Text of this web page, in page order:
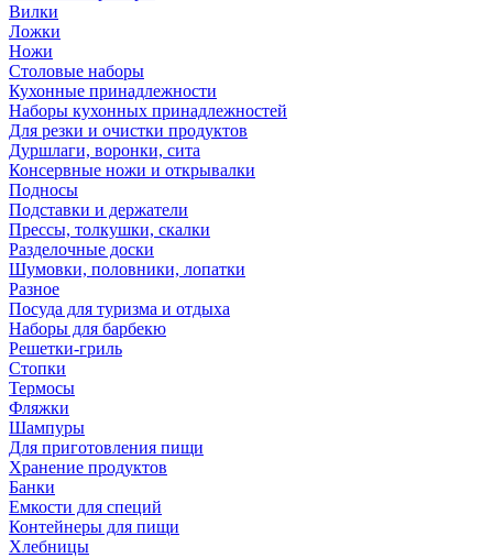
Вилки
Ложки
Ножи
Столовые наборы
Кухонные принадлежности
Наборы кухонных принадлежностей
Для резки и очистки продуктов
Дуршлаги, воронки, сита
Консервные ножи и открывалки
Подносы
Подставки и держатели
Прессы, толкушки, скалки
Разделочные доски
Шумовки, половники, лопатки
Разное
Посуда для туризма и отдыха
Наборы для барбекю
Решетки-гриль
Стопки
Термосы
Фляжки
Шампуры
Для приготовления пищи
Хранение продуктов
Банки
Емкости для специй
Контейнеры для пищи
Хлебницы